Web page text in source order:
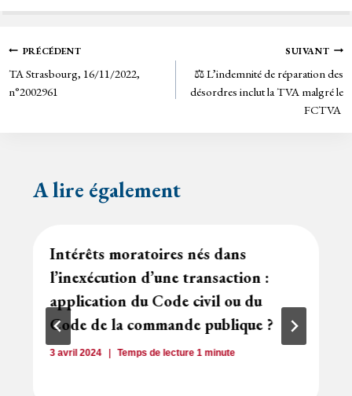
bo tt ail tF
rie
n
dl
y
Navigation
de
PRÉCÉDENT
TA Strasbourg, 16/11/2022,
n°2002961
SUIVANT
⚖️ L’indemnité de réparation des
désordres inclut la TVA malgré le
FCTVA
A lire également
Intérêts moratoires nés dans
l’inexécution d’une transaction :
application du Code civil ou du
Code de la commande publique ?
3 avril 2024 Temps de lecture 1minute